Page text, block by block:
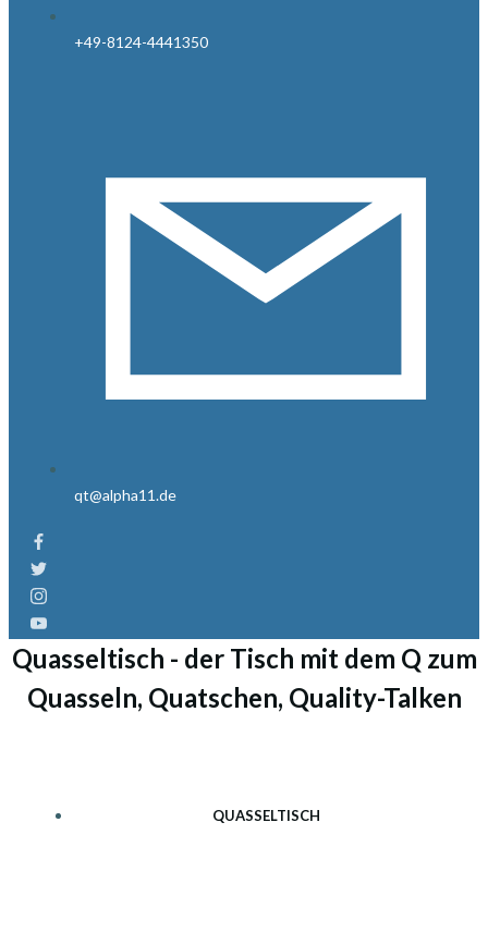
+49-8124-4441350
qt@alpha11.de
Quasseltisch - der Tisch mit dem Q zum
Quasseln, Quatschen, Quality-Talken
QUASSELTISCH